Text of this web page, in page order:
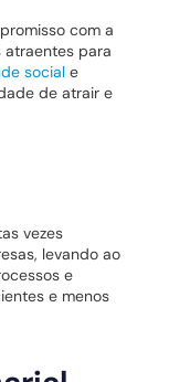
com a
atraentes para
social e
de atrair e
vezes
levando ao
e
e menos